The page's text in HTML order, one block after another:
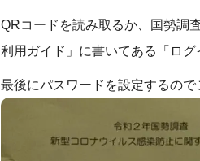
QRコードを読み取るか、国勢調
利用ガイド」に書いてある「ロ
最後にパスワードを設定するので